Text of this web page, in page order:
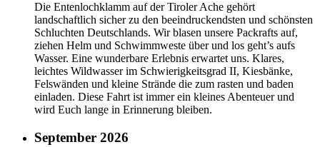
Die Entenlochklamm auf der Tiroler Ache gehört
landschaftlich sicher zu den beeindruckendsten und schönsten
Schluchten Deutschlands. Wir blasen unsere Packrafts auf,
ziehen Helm und Schwimmweste über und los geht’s aufs
Wasser. Eine wunderbare Erlebnis erwartet uns. Klares,
leichtes Wildwasser im Schwierigkeitsgrad II, Kiesbänke,
Felswänden und kleine Strände die zum rasten und baden
einladen. Diese Fahrt ist immer ein kleines Abenteuer und
wird Euch lange in Erinnerung bleiben.
September 2026